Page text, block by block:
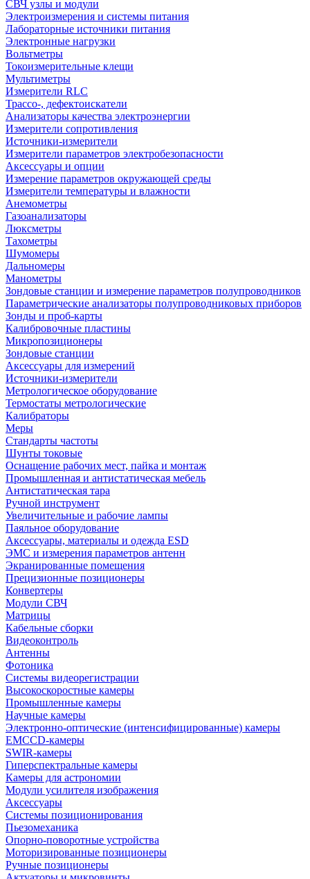
СВЧ узлы и модули
Электроизмерения и системы питания
Лабораторные источники питания
Электронные нагрузки
Вольтметры
Токоизмерительные клещи
Мультиметры
Измерители RLC
Трассо-, дефектоискатели
Анализаторы качества электроэнергии
Измерители сопротивления
Источники-измерители
Измерители параметров электробезопасности
Аксессуары и опции
Измерение параметров окружающей среды
Измерители температуры и влажности
Анемометры
Газоанализаторы
Люксметры
Тахометры
Шумомеры
Дальномеры
Манометры
Зондовые станции и измерение параметров полупроводников
Параметрические анализаторы полупроводниковых приборов
Зонды и проб-карты
Калибровочные пластины
Микропозиционеры
Зондовые станции
Аксессуары для измерений
Источники-измерители
Метрологическое оборудование
Термостаты метрологические
Калибраторы
Меры
Стандарты частоты
Шунты токовые
Оснащение рабочих мест, пайка и монтаж
Промышленная и антистатическая мебель
Антистатическая тара
Ручной инструмент
Увеличительные и рабочие лампы
Паяльное оборудование
Аксессуары, материалы и одежда ESD
ЭМС и измерения параметров антенн
Экранированные помещения
Прецизионные позиционеры
Конвертеры
Модули СВЧ
Матрицы
Кабельные сборки
Видеоконтроль
Антенны
Фотоника
Cистемы видеорегистрации
Высокоскоростные камеры
Промышленные камеры
Научные камеры
Электронно-оптические (интенсифицированные) камеры
EMCCD-камеры
SWIR-камеры
Гиперспектральные камеры
Камеры для астрономии
Модули усилителя изображения
Аксессуары
Системы позиционирования
Пьезомеханика
Опорно-поворотные устройства
Моторизированные позиционеры
Ручные позиционеры